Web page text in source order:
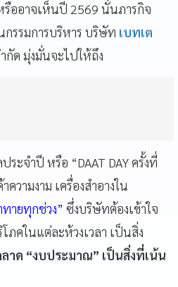
ออาจเห็นปี 2569 นั่นภารกิจ
รรมการบริหาร บริษัท เบทเต
กัด มุ่งมั่นจะไปให้ถึง
ะจำปี หรือ “DAAT DAY ครั้งที่
วามงาม เครื่องสำอางใน
ทายทุกช่วง” ซึ่งบริษัทต้องเข้าใจ
คในแต่ละห้วงเวลา เป็นสิ่ง
าด “งบประมาณ” เป็นสิ่งที่เน้น